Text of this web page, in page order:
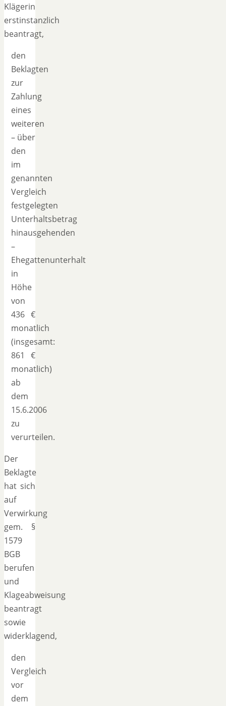
Klägerin
erstinstanzlich
beantragt,
den
Beklagten
zur
Zahlung
eines
weiteren
– über
den
im
genannten
Vergleich
festgelegten
Unterhaltsbetrag
hinausgehenden
–
Ehegattenunterhalt
in
Höhe
von
436 €
monatlich
(insgesamt:
861 €
monatlich)
ab
dem
15.6.2006
zu
verurteilen.
Der
Beklagte
hat sich
auf
Verwirkung
gem. §
1579
BGB
berufen
und
Klageabweisung
beantragt
sowie
widerklagend,
den
Vergleich
vor
dem